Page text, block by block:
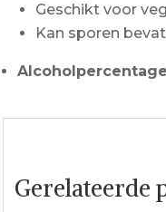
Geschikt voor
Kan sporen
Alcoholpercentage
Gerelateerde